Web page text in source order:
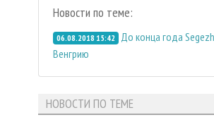
Новости по теме:
06.08.2018 15:42
До конца года
Венгрию
НОВОСТИ ПО ТЕМЕ